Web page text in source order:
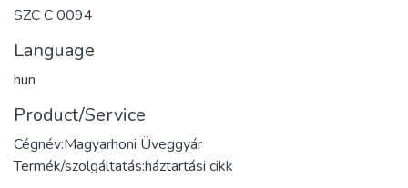
SZC C 0094
Language
hun
Product/Service
Cégnév:Magyarhoni Üveggyár
Termék/szolgáltatás:háztartási cikk